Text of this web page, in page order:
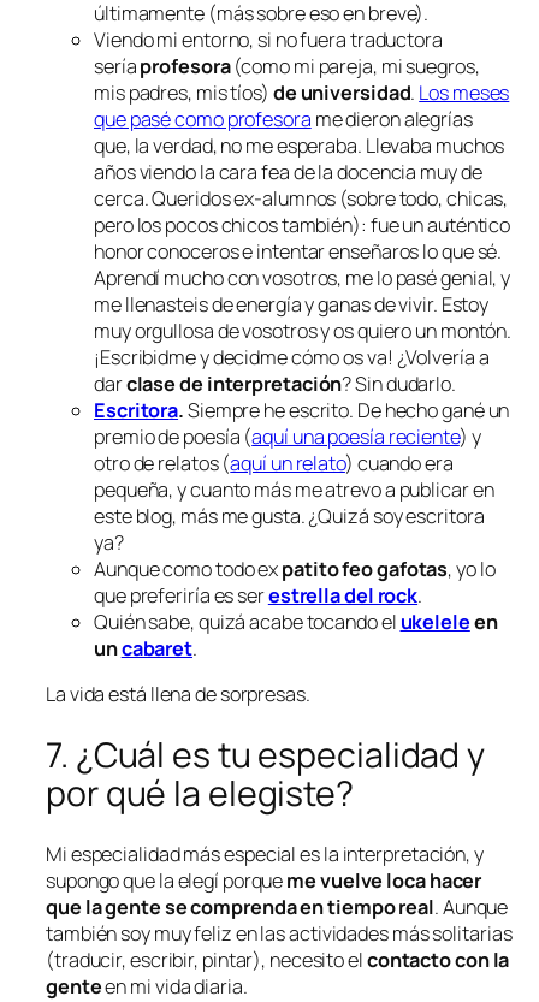
últimamente (más sobre eso en breve).
Viendo mi entorno, si no fuera traductora
seríaprofesora(como mi pareja, mi suegros,
mis padres, mis tíos) de universidad. Los meses
que pasé como profesora me dieron alegrías
que, la verdad, no me esperaba. Llevaba muchos
años viendo lacara feade la docencia muy de
cerca. Queridos ex-alumnos (sobre todo, chicas,
pero los pocos chicos también): fue un auténtico
honor conoceros e intentar enseñaros lo que sé.
Aprendí mucho con vosotros, me lo pasé genial, y
me llenasteis de energía y ganas de vivir. Estoy
muy orgullosa de vosotros y os quiero un montón.
¡Escribidme y decidme cómo os va! ¿Volvería a
darclase de interpretación? Sin dudarlo.
Escritora.Siempre he escrito. De hecho gané un
premio de poesía (aquí una poesía reciente) y
otro de relatos (aquí un relato) cuando era
pequeña, y cuanto más me atrevo a publicar en
este blog, más me gusta. ¿Quizá soy escritora
ya?
Aunque como todo expatito feo gafotas, yo lo
que preferiría es serestrella del rock.
Quién sabe, quizá acabe tocando el ukeleleen
uncabaret.
La vida está llena de sorpresas.
7. ¿Cuál es tu especialidad y
por qué la elegiste?
Miespecialidad más especiales la interpretación, y
supongo que la elegí porqueme vuelve loca hacer
que la gente se comprenda en tiempo real. Aunque
también soy muy feliz en las actividades más solitarias
(traducir, escribir, pintar), necesito elcontacto con la
genteen mi vida diaria.